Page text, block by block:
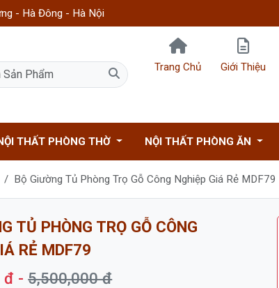
- Hà Đông - Hà Nội
Trang Chủ Giới Thiệu
THẤT PHÒNG THỜ NỘI THẤT PHÒNG ĂN
Bộ Giường Tủ Phòng Trọ Gỗ Công Nghiệp Giá Rẻ MDF79
TỦ PHÒNG TRỌ GỖ CÔNG
RẺ MDF79
đ -5,500,000 đ